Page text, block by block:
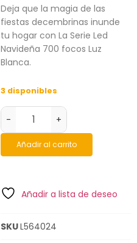
Deja que la magia de las
fiestas decembrinas inunde
tu hogar con La Serie Led
Navideña 700 focos Luz
Blanca.
3 disponibles
- +
Añadir al carrito
Añadir a lista de deseo
SKUL564024